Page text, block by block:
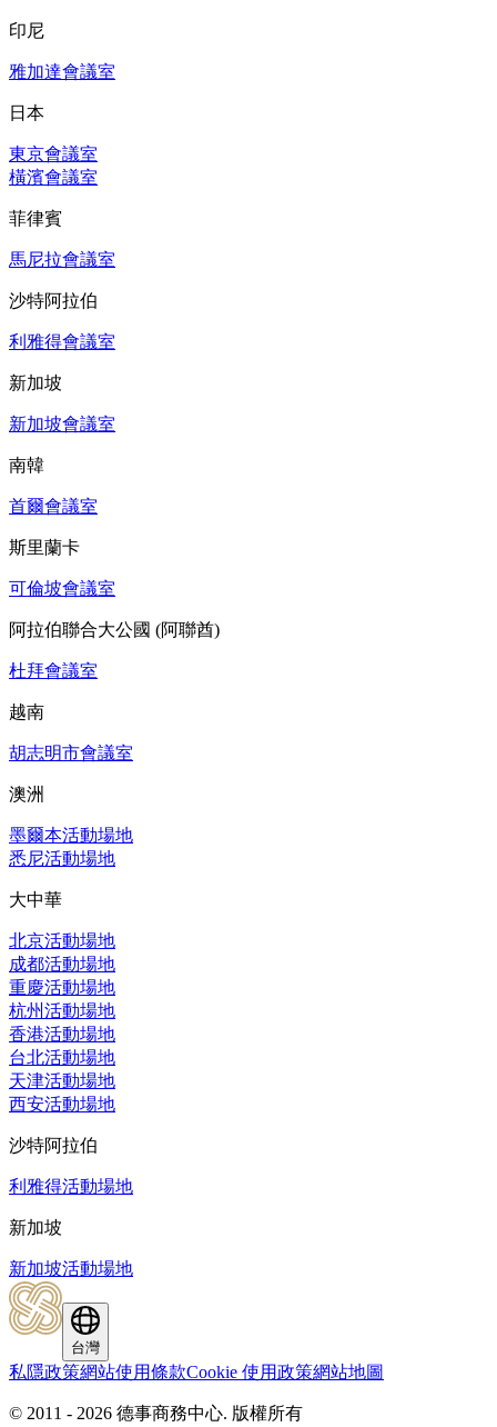
印尼
雅加達會議室
日本
東京會議室
橫濱會議室
菲律賓
馬尼拉會議室
沙特阿拉伯
利雅得會議室
新加坡
新加坡會議室
南韓
首爾會議室
斯里蘭卡
可倫坡會議室
阿拉伯聯合大公國 (阿聯酋)
杜拜會議室
越南
胡志明市會議室
澳洲
墨爾本活動場地
悉尼活動場地
大中華
北京活動場地
成都活動場地
重慶活動場地
杭州活動場地
香港活動場地
台北活動場地
天津活動場地
西安活動場地
沙特阿拉伯
利雅得活動場地
新加坡
新加坡活動場地
台灣
私隱政策網站使用條款Cookie 使用政策網站地圖
© 2011 - 2026 德事商務中心. 版權所有